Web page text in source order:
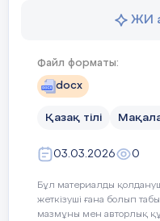
“субъект-
тыңдаушы
ақпараттық
оқушының
сыни ойлау
дамиды. Оқушы
екендігін
үйренеді.
психологиялық-
ЖИ
Файл форматы:
docx
Қазақ тілі
03.03.2026 0
Бұл материалды
жеткізуші ғана болып
мазмұны мен авторлық